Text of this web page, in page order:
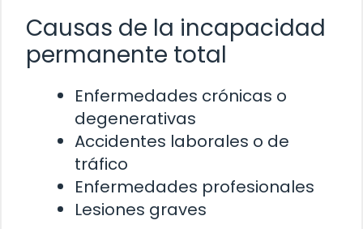
Causas de la incapacidad
permanente total
Enfermedades crónicas o
degenerativas
Accidentes laborales o de
tráfico
Enfermedades profesionales
Lesiones graves